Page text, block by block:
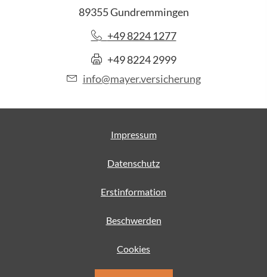
89355 Gundremmingen
+49 8224 1277
+49 8224 2999
info@mayer.versicherung
Impressum
Datenschutz
Erstinformation
Beschwerden
Cookies